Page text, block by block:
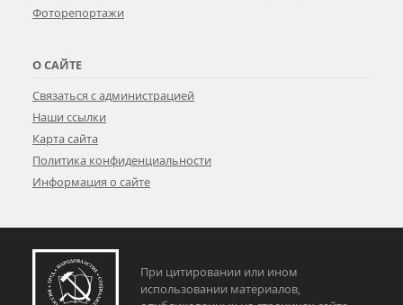
Фоторепортажи
О САЙТЕ
Связаться с администрацией
Наши ссылки
Карта сайта
Политика конфиденциальности
Информация о сайте
При цитировании или ином
использовании материалов,